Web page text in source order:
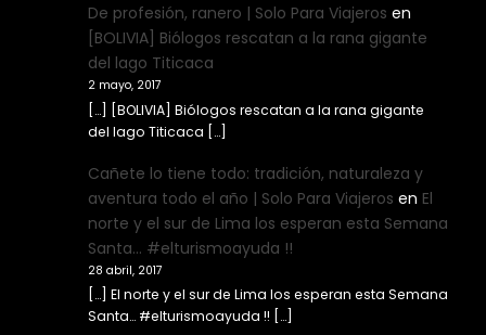
De profesión, ranero | Solo Para Viajeros en
[BOLIVIA] Biólogos rescatan a la rana gigante
del lago Titicaca
2 mayo, 2017
[…] [BOLIVIA] Biólogos rescatan a la rana gigante
del lago Titicaca […]
Cañete lo tiene todo: tradición, naturaleza y
aventura todo el año | Solo Para Viajeros en El
norte y el sur de Lima los esperan esta Semana
Santa… #elturismoayuda !!
28 abril, 2017
[…] El norte y el sur de Lima los esperan esta Semana
Santa… #elturismoayuda !! […]